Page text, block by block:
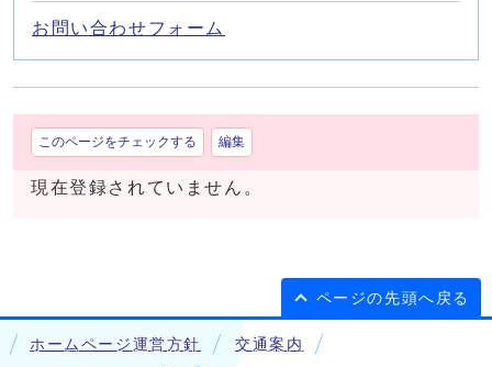
お問い合わせフォーム
このページをチェックする 編集
現在登録されていません。
ページの先頭へ戻る
ホームページ運営方針 交通案内